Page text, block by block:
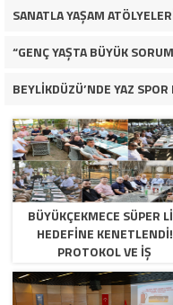
SANATLA YAŞAM
BÜYÜKÇEKMECE SÜPER
HEDEFİNE KENETLENDİ!
PROTOKOL VE İŞ
DÜNYASINDAN
TAKIMINA TAM